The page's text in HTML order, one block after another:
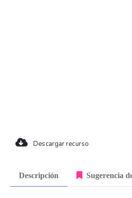
Descargar recurso
Descripción Sugerencia